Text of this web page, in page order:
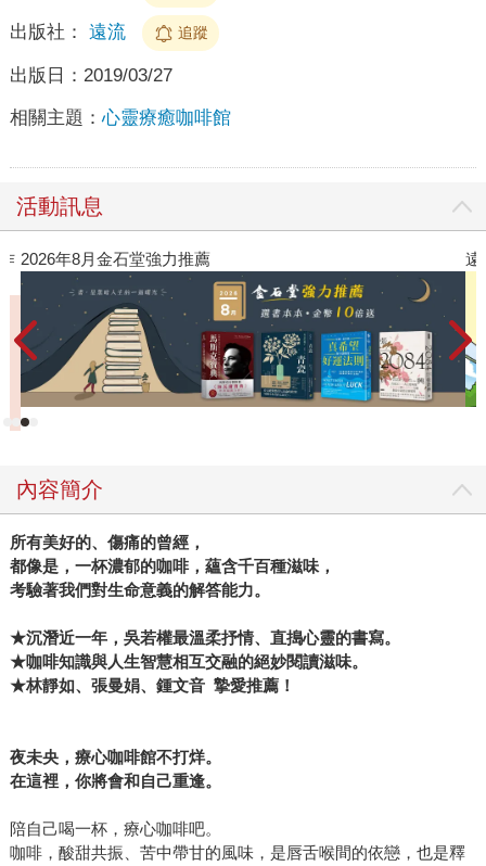
出版社： 遠流 追蹤
出版日： 2019/03/27
相關主題：心靈療癒咖啡館
活動訊息
2026年8月金石堂強力推薦 遠
內容簡介
所有美好的、傷痛的曾經，
都像是，一杯濃郁的咖啡，蘊含千百種滋味，
考驗著我們對生命意義的解答能力。
★沉潛近一年，吳若權最溫柔抒情、直搗心靈的書寫。
★咖啡知識與人生智慧相互交融的絕妙閱讀滋味。
★林靜如、張曼娟、鍾文音 摯愛推薦！
夜未央，療心咖啡館不打烊。
在這裡，你將會和自己重逢。
陪自己喝一杯，療心咖啡吧。
咖啡，酸甜共振、苦中帶甘的風味，是唇舌喉間的依戀，也是釋